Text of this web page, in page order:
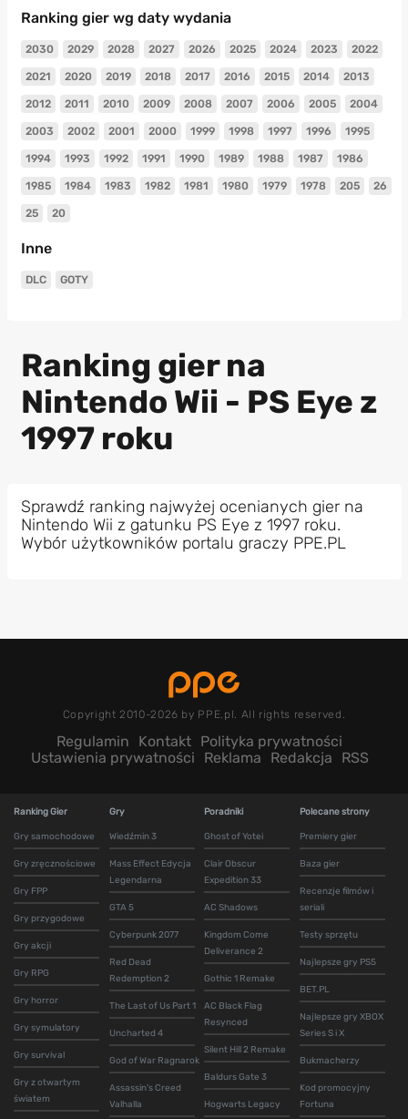
Ranking gier wg daty wydania
2030 2029 2028 2027 2026 2025 2024 2023 2022
2021 2020 2019 2018 2017 2016 2015 2014 2013
2012 2011 2010 2009 2008 2007 2006 2005 2004
2003 2002 2001 2000 1999 1998 1997 1996 1995
1994 1993 1992 1991 1990 1989 1988 1987 1986
1985 1984 1983 1982 1981 1980 1979 1978 205 26
25 20
Inne
DLC GOTY
Ranking gier na
Nintendo Wii - PS Eye z
1997 roku
Sprawdź ranking najwyżej ocenianych gier na
Nintendo Wii z gatunku PS Eye z 1997 roku.
Wybór użytkowników portalu graczy PPE.PL
Copyright 2010-2026 by PPE.pl. All rights reserved.
Regulamin Kontakt Polityka prywatności
Ustawienia prywatności
Reklama Redakcja RSS
Ranking Gier
Gry samochodowe
Gry zręcznościowe
Gry FPP
Gry przygodowe
Gry akcji
Gry RPG
Gry horror
Gry symulatory
Gry survival
Gry z otwartym
światem
Gry
Wiedźmin 3
Mass Effect Edycja
Legendarna
GTA 5
Cyberpunk 2077
Red Dead
Redemption 2
The Last of Us Part 1
Uncharted 4
God of War Ragnarok
Assassin's Creed
Valhalla
Poradniki
Ghost of Yotei
Clair Obscur
Expedition 33
AC Shadows
Kingdom Come
Deliverance 2
Gothic 1 Remake
AC Black Flag
Resynced
Silent Hill 2 Remake
Baldurs Gate 3
Hogwarts Legacy
Polecane strony
Premiery gier
Baza gier
Recenzje filmów i
seriali
Testy sprzętu
Najlepsze gry PS5
BET.PL
Najlepsze gry XBOX
Series S i X
Bukmacherzy
Kod promocyjny
Fortuna